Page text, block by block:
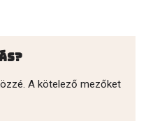
A kötelező mezőket